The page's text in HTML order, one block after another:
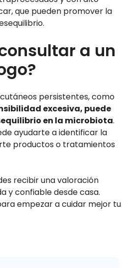
que pueden promover la
a un
persistentes, como
excesiva, puede
en la microbiota.
ayudarte a identificar la
productos o tratamientos
recibir una valoración
y confiable desde casa.
empezar a cuidar mejor tu